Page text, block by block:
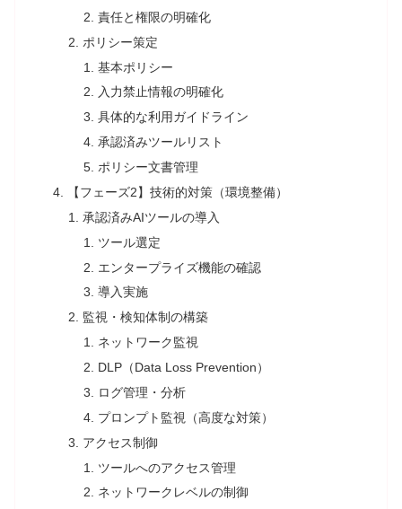
責任と権限の明確化
ポリシー策定
基本ポリシー
入力禁止情報の明確化
具体的な利用ガイドライン
承認済みツールリスト
ポリシー文書管理
【フェーズ2】技術的対策（環境整備）
承認済みAIツールの導入
ツール選定
エンタープライズ機能の確認
導入実施
監視・検知体制の構築
ネットワーク監視
DLP（Data Loss Prevention）
ログ管理・分析
プロンプト監視（高度な対策）
アクセス制御
ツールへのアクセス管理
ネットワークレベルの制御